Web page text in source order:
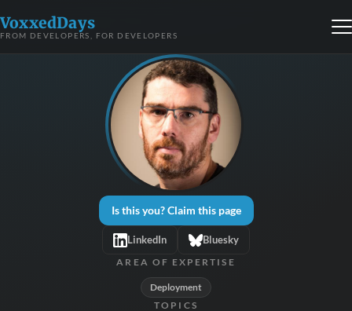
VoxxedDays
FROM DEVELOPERS, FOR DEVELOPERS
Is this you? Claim this page
LinkedIn Bluesky
AREA OF EXPERTISE
Deployment
TOPICS